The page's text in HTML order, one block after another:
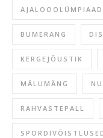
AJALOOOLÜMPIAAD
BUMERANG
KERGEJÕUSTIK
MÄLUMÄNG
RAHVASTEPALL